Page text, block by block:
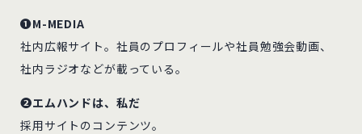
❶M-MEDIA
社内広報サイト。社員のプロフィールや社員勉強会動画、
社内ラジオなどが載っている。
❷エムハンドは、私だ
採用サイトのコンテンツ。